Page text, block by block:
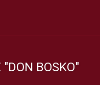
BOSKO"